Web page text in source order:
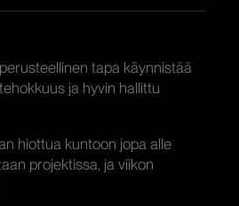
tapa käynnistää
ja hyvin hallittu
hiottua kuntoon jopa alle
projektissa, ja viikon